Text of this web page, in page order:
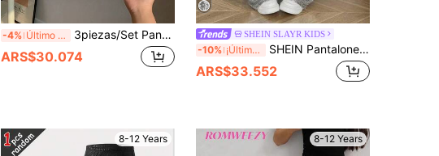
-4% Último día 3piezas/Set Pantalones cortos casuales tejidos lisos de colores a rayas y a cuadros para niñas, adecuados para el uso de verano de niñas jóvenes, cintura elástica, suaves y transpirables, ropa práctica para uso diario
ARS$30.074
SHEIN SLAYR KIDS
-10% ¡Últimos 3 días SHEIN Pantalones casuales de ajuste holgado con cintura elástica y panel de lentejuelas para niña preadolescente
ARS$33.552
8-12 Years 8-12 Years